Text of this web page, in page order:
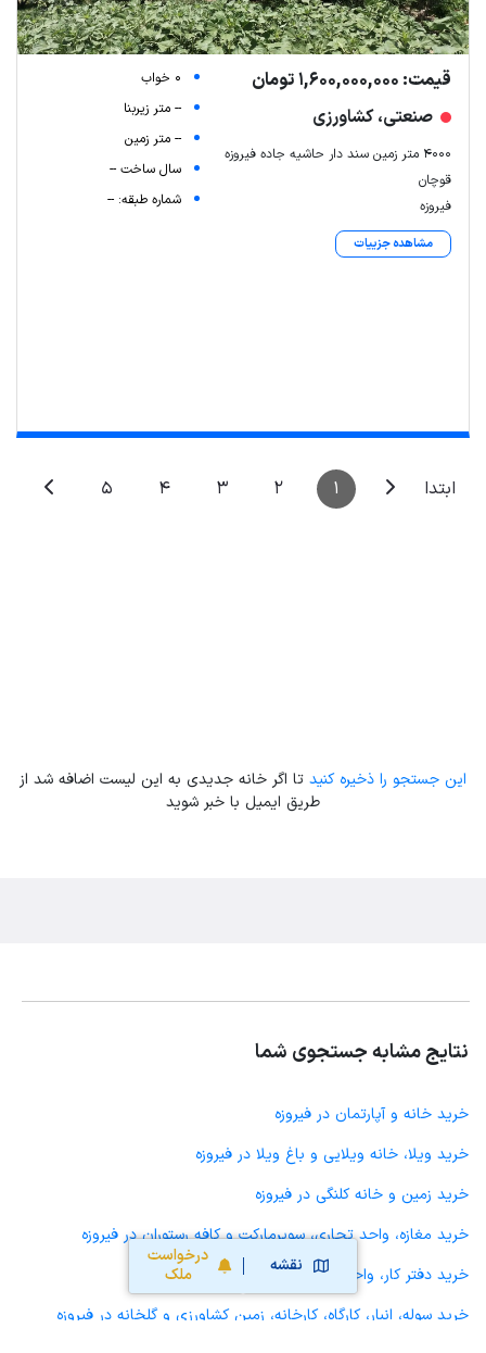
نقشه
درخواست
ملک
قیمت: 1,600,000,000 تومان
صنعتی، کشاورزی
4000 متر زمین سند دار حاشیه جاده فیروزه
قوچان
فیروزه
مشاهده جزییات
0 خواب
-- متر زیربنا
-- متر زمین
سال ساخت --
شماره طبقه: --
ابتدا 1
2
3
4
5
این جستجو را ذخیره کنید تا اگر خانه جدیدی به این لیست اضافه شد از
طریق ایمیل با خبر شوید
نتایج مشابه جستجوی شما
خرید خانه و آپارتمان در فیروزه
خرید ویلا، خانه ویلایی و باغ ویلا در فیروزه
خرید زمین و خانه کلنگی در فیروزه
خرید مغازه، واحد تجاری، سوپرمارکت و کافه رستوران در فیروزه
خرید دفتر کار، واحد اداری و مطب پزشکی در فیروزه
خرید سوله، انبار، کارگاه، کارخانه، زمین کشاورزی و گلخانه در فیروزه